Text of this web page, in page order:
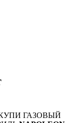
ГАЗОВЫЙ